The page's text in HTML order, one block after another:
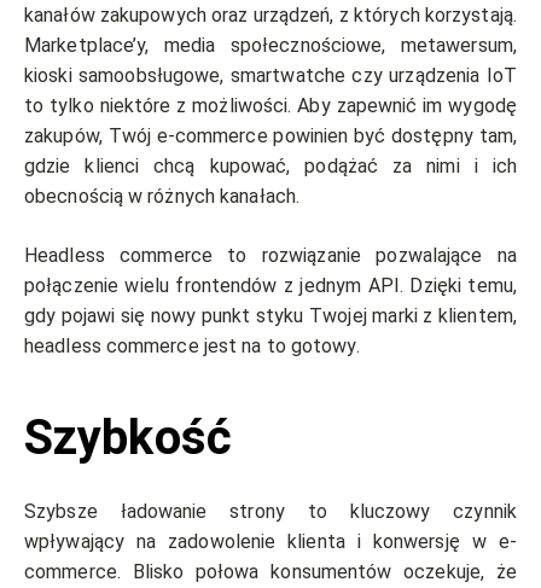
kanałów zakupowych oraz urządzeń, z których korzystają.
Marketplace’y, media społecznościowe, metawersum,
kioski samoobsługowe, smartwatche czy urządzenia IoT
to tylko niektóre z możliwości. Aby zapewnić im wygodę
zakupów, Twój e-commerce powinien być dostępny tam,
gdzie klienci chcą kupować, podążać za nimi i ich
obecnością w różnych kanałach.
Headless commerce to rozwiązanie pozwalające na
połączenie wielu frontendów z jednym API. Dzięki temu,
gdy pojawi się nowy punkt styku Twojej marki z klientem,
headless commerce jest na to gotowy.
Szybkość
Szybsze ładowanie strony to kluczowy czynnik
wpływający na zadowolenie klienta i konwersję w e-
commerce. Blisko połowa konsumentów oczekuje, że